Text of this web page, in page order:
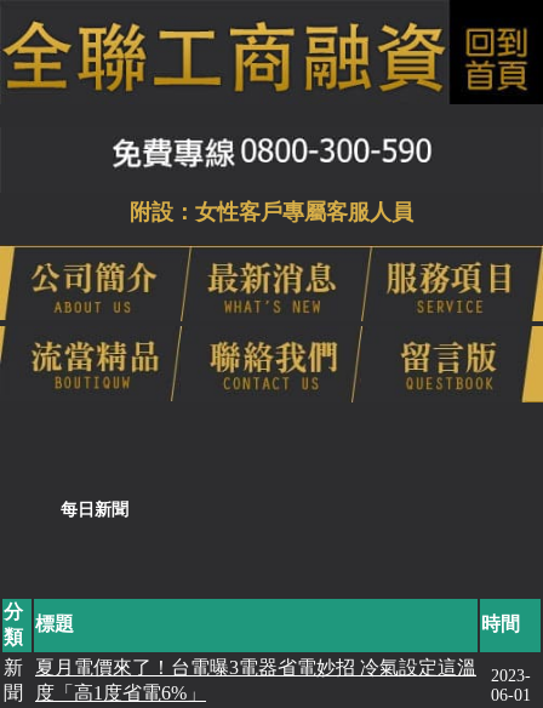
附設：女性客戶專屬客服人員
每日新聞
分
類
標題 時間
新
聞
夏月電價來了！台電曝3電器省電妙招 冷氣設定這溫
度「高1度省電6%」
2023-
06-01